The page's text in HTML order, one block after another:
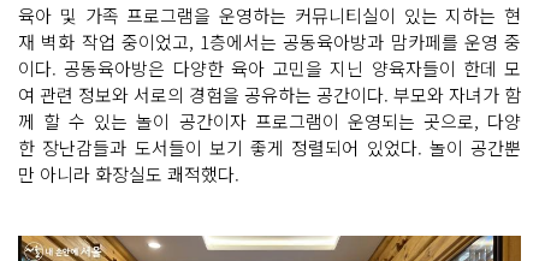
육아 및 가족 프로그램을 운영하는 커뮤니티실이 있는 지하는 현
재 벽화 작업 중이었고, 1층에서는 공동육아방과 맘카페를 운영 중
이다. 공동육아방은 다양한 육아 고민을 지닌 양육자들이 한데 모
여 관련 정보와 서로의 경험을 공유하는 공간이다. 부모와 자녀가 함
께 할 수 있는 놀이 공간이자 프로그램이 운영되는 곳으로, 다양
한 장난감들과 도서들이 보기 좋게 정렬되어 있었다. 놀이 공간뿐
만 아니라 화장실도 쾌적했다.